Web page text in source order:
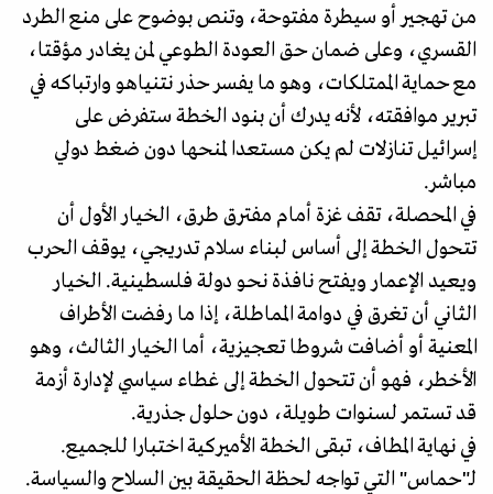
من تهجير أو سيطرة مفتوحة، وتنص بوضوح على منع الطرد
القسري، وعلى ضمان حق العودة الطوعي لمن يغادر مؤقتا،
مع حماية الممتلكات، وهو ما يفسر حذر نتنياهو وارتباكه في
تبرير موافقته، لأنه يدرك أن بنود الخطة ستفرض على
إسرائيل تنازلات لم يكن مستعدا لمنحها دون ضغط دولي
مباشر.
في المحصلة، تقف غزة أمام مفترق طرق، الخيار الأول أن
تتحول الخطة إلى أساس لبناء سلام تدريجي، يوقف الحرب
ويعيد الإعمار ويفتح نافذة نحو دولة فلسطينية. الخيار
الثاني أن تغرق في دوامة المماطلة، إذا ما رفضت الأطراف
المعنية أو أضافت شروطا تعجيزية، أما الخيار الثالث، وهو
الأخطر، فهو أن تتحول الخطة إلى غطاء سياسي لإدارة أزمة
قد تستمر لسنوات طويلة، دون حلول جذرية.
في نهاية المطاف، تبقى الخطة الأميركية اختبارا للجميع.
لـ"حماس" التي تواجه لحظة الحقيقة بين السلاح والسياسة.